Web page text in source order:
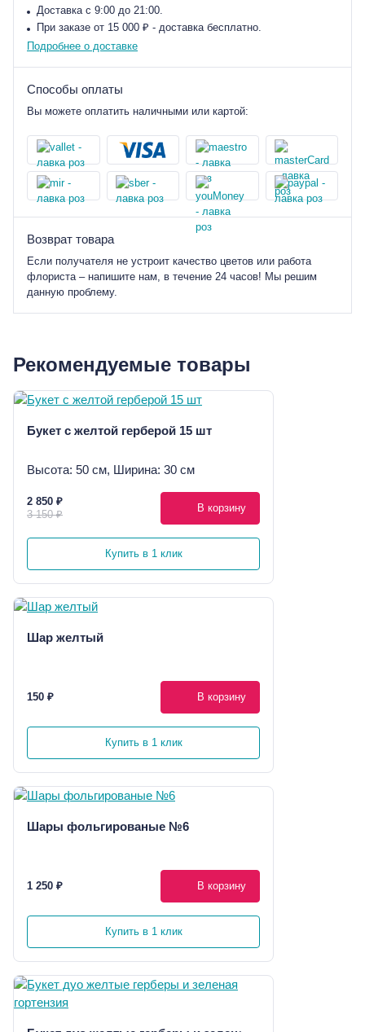
Доставка с 9:00 до 21:00.
При заказе от 15 000 ₽ - доставка бесплатно.
Подробнее о доставке
Способы оплаты
Вы можете оплатить наличными или картой:
Возврат товара
Если получателя не устроит качество цветов или работа
флориста – напишите нам, в течение 24 часов! Мы решим
данную проблему.
Рекомендуемые товары
Букет с желтой герберой 15 шт
Высота: 50 см, Ширина: 30 см
2 850 ₽
3 150 ₽
В корзину
Купить в 1 клик
Шар желтый
150 ₽ В корзину
Купить в 1 клик
Шары фольгированые №6
1 250 ₽ В корзину
Купить в 1 клик